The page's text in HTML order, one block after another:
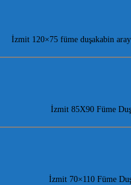
İzmit 120×75 füme duşakabin
İzmit 85X90 Füme
İzmit 70×110 Füme